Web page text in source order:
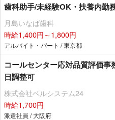
歯科助手/未経験OK・扶養内勤
月島いなば歯科
時給1,400円～1,800円
アルバイト・パート / 東京都
コールセンター応対品質評価
日調整可
株式会社ベルシステム24
時給1,700円
派遣社員 / 大阪府